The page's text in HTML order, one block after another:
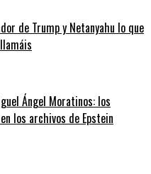
de Trump y Netanyahu lo que
Ángel Moratinos: los
los archivos de Epstein